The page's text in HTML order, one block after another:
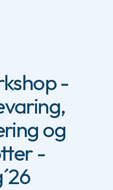
-
og
-